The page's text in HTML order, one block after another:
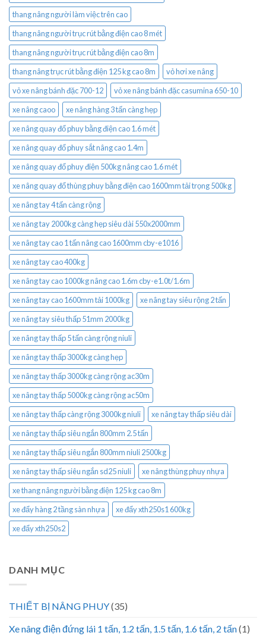
thang nâng người làm việc trên cao
thang nâng người trục rút bằng điện cao 8 mét
thang nâng người trục rút bằng điện cao 8m
thang nâng trục rút bằng điện 125 kg cao 8m
vỏ hơi xe nâng
vỏ xe nâng bánh đặc 700-12
vỏ xe nâng bánh đặc casumina 650-10
xe nâng caoo
xe nâng hàng 3 tấn càng hẹp
xe nâng quay đổ phuy bằng điện cao 1.6 mét
xe nâng quay đổ phuy sắt nâng cao 1.4m
xe nâng quay đổ phuy điện 500kg nâng cao 1.6 mét
xe nâng quay đổ thùng phuy bằng điện cao 1600mm tải trọng 500kg
xe nâng tay 4 tấn càng rộng
xe nâng tay 2000kg càng hẹp siêu dài 550x2000mm
xe nâng tay cao 1 tấn nâng cao 1600mm cby-e1016
xe nâng tay cao 400kg
xe nâng tay cao 1000kg nâng cao 1.6m cby-e1.0t/1.6m
xe nâng tay cao 1600mm tải 1000kg
xe nâng tay siêu rộng 2 tấn
xe nâng tay siêu thấp 51mm 2000kg
xe nâng tay thấp 5 tấn càng rộng niuli
xe nâng tay thấp 3000kg càng hẹp
xe nâng tay thấp 3000kg càng rộng ac30m
xe nâng tay thấp 5000kg càng rộng ac50m
xe nâng tay thấp càng rộng 3000kg niuli
xe nâng tay thấp siêu dài
xe nâng tay thấp siêu ngắn 800mm 2.5 tấn
xe nâng tay thấp siêu ngắn 800mm niuli 2500kg
xe nâng tay thấp siêu ngắn sd25 niuli
xe nâng thùng phuy nhựa
xe thang nâng người bằng điện 125 kg cao 8m
xe đẩy hàng 2 tầng sàn nhựa
xe đẩy xth250s1 600kg
xe đẩy xth250s2
DANH MỤC
THIẾT BỊ NÂNG PHUY(35)
Xe nâng điện đứng lái 1 tấn, 1.2 tấn, 1.5 tấn, 1.6 tấn, 2 tấn(1)